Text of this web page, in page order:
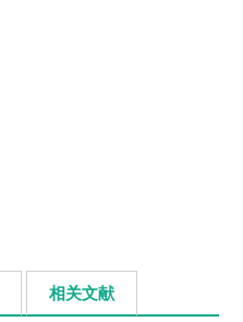
相关文献